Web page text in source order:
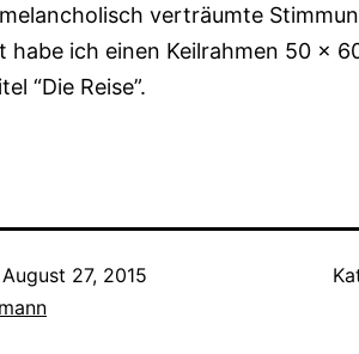
verträumte
habe ich einen Keilrahmen 50 x
“Die Reise”.
August 27, 2015